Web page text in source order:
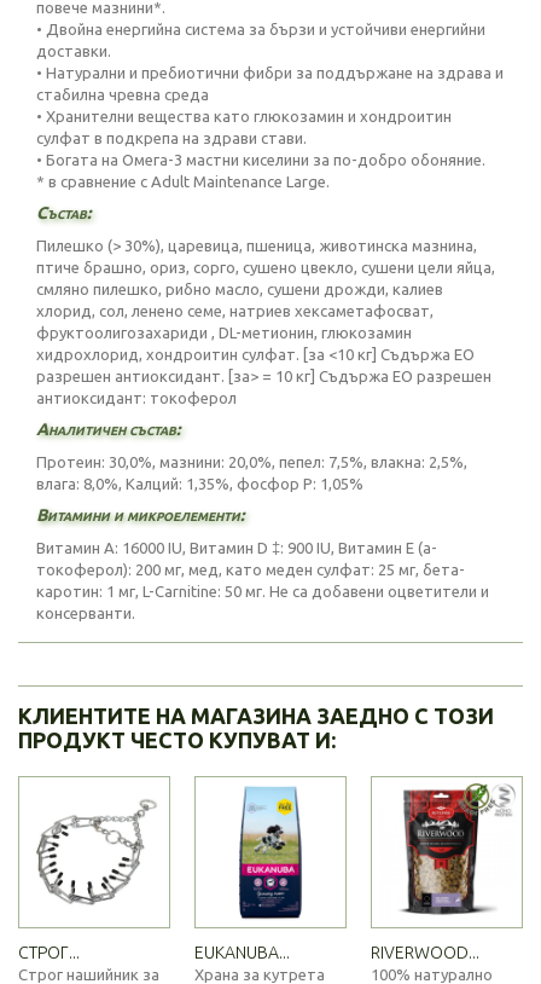
повече мазнини*.
• Двойна енергийна система за бързи и устойчиви енергийни
доставки.
• Натурални и пребиотични фибри за поддържане на здрава и
стабилна чревна среда
• Хранителни вещества като глюкозамин и хондроитин
сулфат в подкрепа на здрави стави.
• Богата на Омега-3 мастни киселини за по-добро обоняние.
* в сравнение с Adult Maintenance Large.
Състав:
Пилешко (> 30%), царевица, пшеница, животинска мазнина,
птиче брашно, ориз, сорго, сушено цвекло, сушени цели яйца,
смляно пилешко, рибно масло, сушени дрожди, калиев
хлорид, сол, ленено семе, натриев хексаметафосват,
фруктоолигозахариди , DL-метионин, глюкозамин
хидрохлорид, хондроитин сулфат. [за <10 кг] Съдържа ЕО
разрешен антиоксидант. [за> = 10 кг] Съдържа ЕО разрешен
антиоксидант: токоферол
Аналитичен състав:
Протеин: 30,0%, мазнини: 20,0%, пепел: 7,5%, влакна: 2,5%,
влага: 8,0%, Калций: 1,35%, фосфор P: 1,05%
Витамини и микроелементи:
Витамин А: 16000 IU, Витамин D ‡: 900 IU, Витамин E (a-
токоферол): 200 мг, мед, като меден сулфат: 25 мг, бета-
каротин: 1 мг, L-Carnitine: 50 мг. Не са добавени оцветители и
консерванти.
КЛИЕНТИТЕ НА МАГАЗИНА ЗАЕДНО С ТОЗИ
ПРОДУКТ ЧЕСТО КУПУВАТ И:
СТРОГ...
Строг нашийник за
EUKANUBA...
Храна за кутрета
RIVERWOOD...
100% натурално